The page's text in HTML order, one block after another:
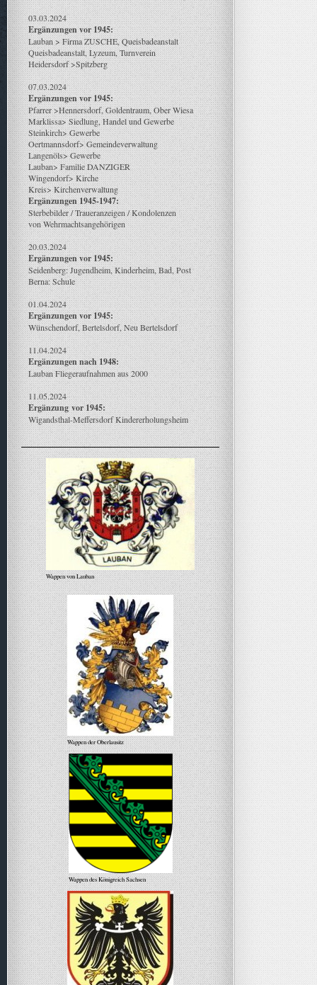
03.03.2024
Ergänzungen vor 1945:
Lauban > Firma ZUSCHE, Queisbadeanstalt
Queisbadeanstalt, Lyzeum, Turnverein
Heidersdorf >Spitzberg
07.03.2024
Ergänzungen vor 1945:
Pfarrer >Hennersdorf, Goldentraum, Ober Wiesa
Marklissa> Siedlung, Handel und Gewerbe
Steinkirch> Gewerbe
Oertmannsdorf> Gemeindeverwaltung
Langenöls> Gewerbe
Lauban> Familie DANZIGER
Wingendorf> Kirche
Kreis> Kirchenverwaltung
Ergänzungen 1945-1947:
Sterbebilder / Traueranzeigen / Kondolenzen
von Wehrmachtsangehörigen
20.03.2024
Ergänzungen vor 1945:
Seidenberg: Jugendheim, Kinderheim, Bad, Post
Berna: Schule
01.04.2024
Ergänzungen vor 1945:
Wünschendorf, Bertelsdorf, Neu Bertelsdorf
11.04.2024
Ergänzungen nach 1948:
Lauban Fliegeraufnahmen aus 2000
11.05.2024
Ergänzungvor 1945:
Wigandsthal-Meffersdorf Kindererholungsheim
Wappen von Lauban
Wappen der Oberlausitz
Wappen des Königreich Sachsen